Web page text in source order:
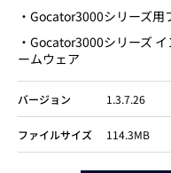
・Gocator3000シリーズ用
・Gocator3000シリーズ
ームウェア
バージョン 1.3.7.26
ファイルサイズ 114.3MB